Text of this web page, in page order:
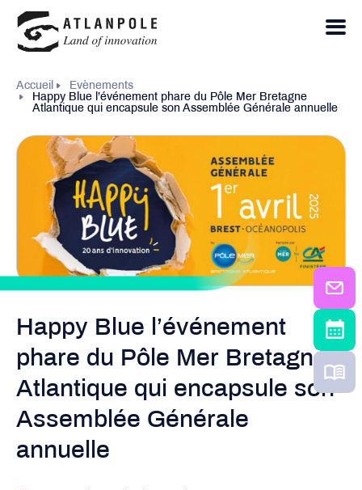
Accueil
Evènements
Happy Blue l’événement phare du Pôle Mer Bretagne
Atlantique qui encapsule son Assemblée Générale annuelle
Happy Blue l’événement
phare du Pôle Mer Bretagne
Atlantique qui encapsule son
Assemblée Générale
annuelle